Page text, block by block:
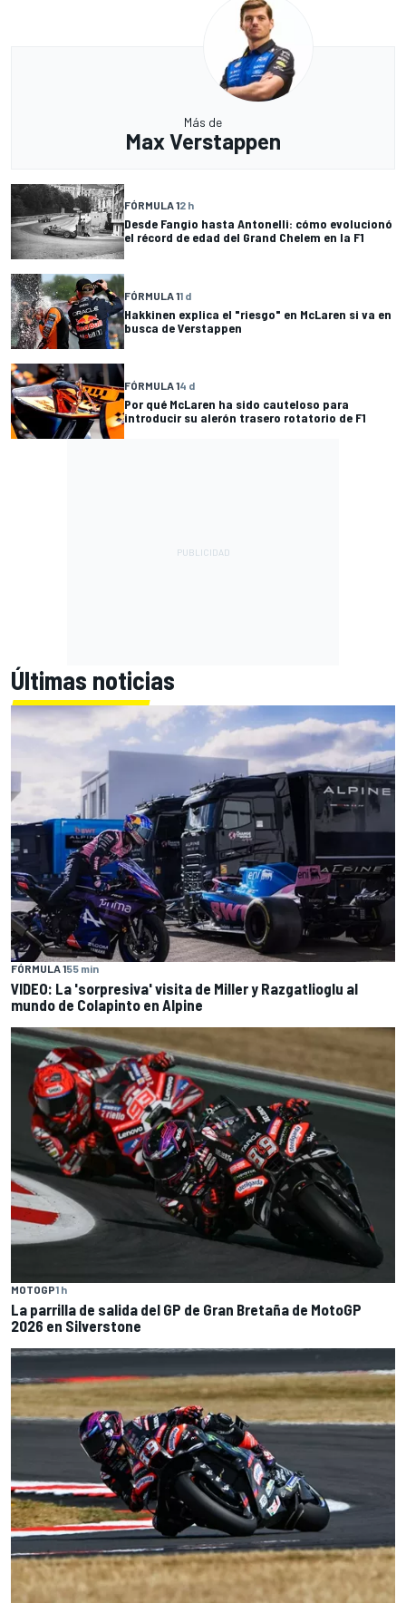
Más de
Max Verstappen
FÓRMULA 12 h
Desde Fangio hasta Antonelli: cómo evolucionó
el récord de edad del Grand Chelem en la F1
FÓRMULA 11 d
Hakkinen explica el "riesgo" en McLaren si va en
busca de Verstappen
FÓRMULA 14 d
Por qué McLaren ha sido cauteloso para
introducir su alerón trasero rotatorio de F1
Últimas noticias
FÓRMULA 155 min
VIDEO: La 'sorpresiva' visita de Miller y Razgatlioglu al
mundo de Colapinto en Alpine
MOTOGP1 h
La parrilla de salida del GP de Gran Bretaña de MotoGP
2026 en Silverstone